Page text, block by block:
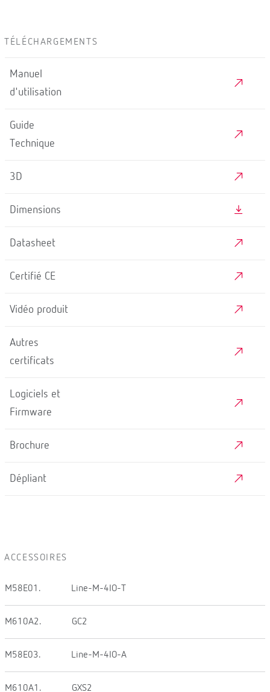
TÉLÉCHARGEMENTS
Manuel
d'utilisation
Guide
Technique
3D
Dimensions
Datasheet
Certifié CE
Vidéo produit
Autres
certificats
Logiciels et
Firmware
Brochure
Dépliant
ACCESSOIRES
M58E01. Line-M-4IO-T
M610A2. GC2
M58E03. Line-M-4IO-A
M610A1. GXS2